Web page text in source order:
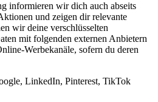
informieren wir dich auch abseits
und zeigen dir relevante
wir deine verschlüsselten
mit folgenden externen Anbietern
Werbekanäle, sofern du deren
LinkedIn, Pinterest, TikTok